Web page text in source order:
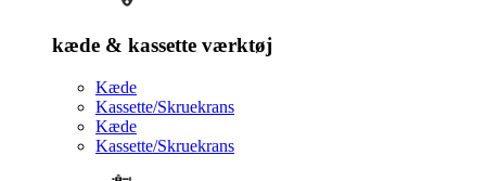
kæde & kassette værktøj
Kæde
Kassette/Skruekrans
Kæde
Kassette/Skruekrans